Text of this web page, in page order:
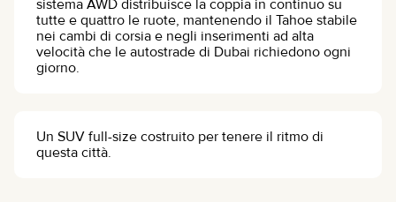
sistema AWD distribuisce la coppia in continuo su
tutte e quattro le ruote, mantenendo il Tahoe stabile
nei cambi di corsia e negli inserimenti ad alta
velocità che le autostrade di Dubai richiedono ogni
giorno.
Un SUV full-size costruito per tenere il ritmo di
questa città.